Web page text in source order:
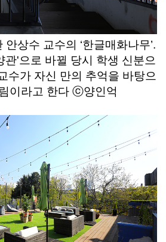
상수 교수의 ‘한글매화나무’.
관'으로 바뀔 당시 학생 신분으
수가 자신 만의 추억을 바탕으
이라고 한다 ⓒ양인억